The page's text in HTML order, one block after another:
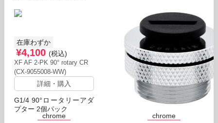
在庫わずか
¥4,100 (税込)
XF AF 2-PK 90° rotary CR
(CX-9055008-WW)
詳細・購入
G1/4 90°ロータリーアダ
プター 2個パック
chrome
chrome